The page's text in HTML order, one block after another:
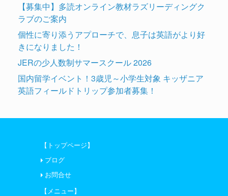
【募集中】多読オンライン教材ラズリーディングク
ラブのご案内
個性に寄り添うアプローチで、息子は英語がより好
きになりました！
JERの少人数制サマースクール 2026
国内留学イベント！3歳児～小学生対象 キッザニア
英語フィールドトリップ参加者募集！
【トップページ】
ブログ
お問合せ
【メニュー】